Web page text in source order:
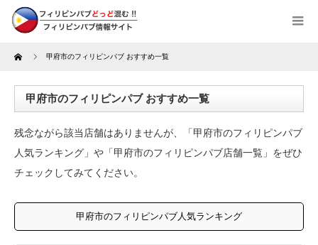
Home 甲府市のフィリピンパブ おすすめ一覧
甲府市のフィリピンパブ おすすめ一覧
残念ながら該当店舗はありませんが、「甲府市のフィリピンパブ
人気ランキング」や「甲府市のフィリピンパブ店舗一覧」をぜひ
チェックしてみてください。
甲府市のフィリピンパブ人気ランキング